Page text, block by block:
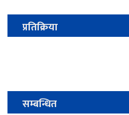
प्रतिक्रिया
सम्बन्धित